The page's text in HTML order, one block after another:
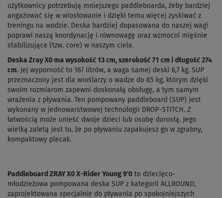
użytkownicy potrzebują mniejszego paddleboarda, żeby bardziej
angażować się w wiosłowanie i dzięki temu więcej zyskiwać z
treningu na wodzie. Deska bardziej dopasowana do naszej wagi
poprawi naszą koordynację i równowagę oraz wzmocni mięśnie
stabilizujące (tzw. core) w naszym ciele.
Deska Zray X0 ma wysokość 13 cm, szerokość 71 cm i długość 274
cm. Jej wyporność to 167 litrów, a waga samej deski 6,7 kg. SUP
przeznaczony jest dla wioślarzy o wadze do 85 kg, którym dzięki
swoim rozmiarom zapewni doskonałą obsługę, a tym samym
wrażenia z pływania. Ten pompowany paddleboard (SUP) jest
wykonany w jednowarstwowej technologii DROP-STITCH. Z
łatwością może unieść dwoje dzieci lub osobę dorosłą. Jego
wielką zaletą jest to, że po pływaniu zapakujesz go w zgrabny,
kompaktowy plecak.
Paddleboard ZRAY X0 X-Rider Young 9'0 to dziecięco-
młodzieżowa pompowana deska SUP z kategorii ALLROUND,
zaprojektowana specjalnie do pływania po spokojniejszych